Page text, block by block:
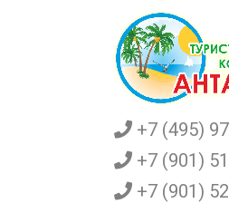
+7 (495)
+7 (901)
+7 (901)